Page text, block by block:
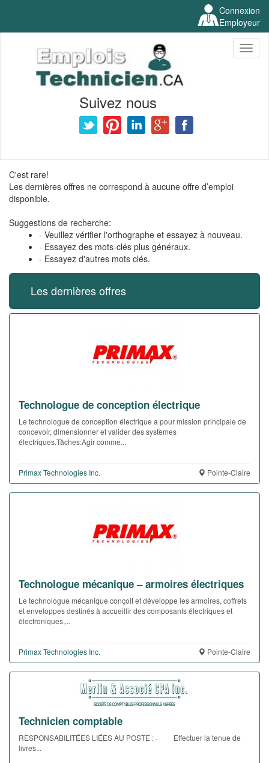
Connexion
Employeur
Suivez nous
C'est rare!
Les dernières offres ne correspond à aucune offre d’emploi
disponible.
Suggestions de recherche:
- Veuillez vérifier l'orthographe et essayez à nouveau.
- Essayez des mots-clés plus généraux.
- Essayez d'autres mots clés.
Les dernières offres
Technologue de conception électrique
Le technologue de conception électrique a pour mission principale de
concevoir, dimensionner et valider des systèmes
électriques.Tâches:Agir comme...
Primax Technologies Inc. Pointe-Claire
Technologue mécanique – armoires électriques
Le technologue mécanique conçoit et développe les armoires, coffrets
et enveloppes destinés à accueillir des composants électriques et
électroniques,...
Primax Technologies Inc. Pointe-Claire
Technicien comptable
RESPONSABILITÉES LIÉES AU POSTE : · Effectuer la tenue de
livres...